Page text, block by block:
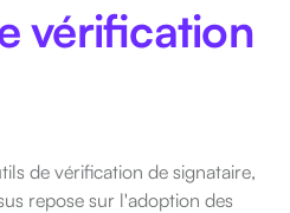
vérification
de vérification de signataire,
repose sur l'adoption des